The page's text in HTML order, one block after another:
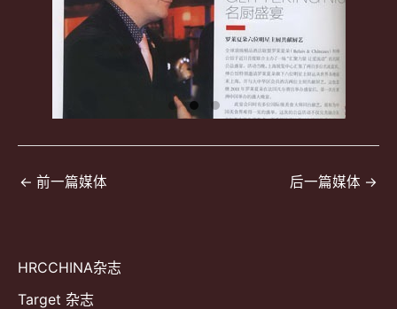
HRCCHINA杂志
Target 杂志
文
← 前一篇媒体 后一篇媒体 →